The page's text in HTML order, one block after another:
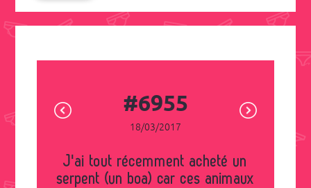
#6955
18/03/2017
J'ai tout récemment acheté un
serpent (un boa) car ces animaux